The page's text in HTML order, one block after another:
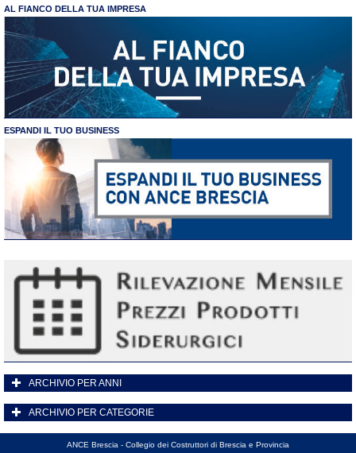
AL FIANCO DELLA TUA IMPRESA
ESPANDI IL TUO BUSINESS
ARCHIVIO PER ANNI
ARCHIVIO PER CATEGORIE
ANCE Brescia - Collegio dei Costruttori di Brescia e Provincia